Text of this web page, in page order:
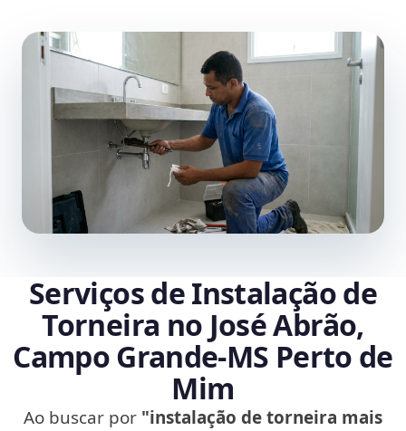
Serviços de Instalação de
Torneira no José Abrão,
Campo Grande‑MS Perto de
Mim
Ao buscar por "instalação de torneira mais